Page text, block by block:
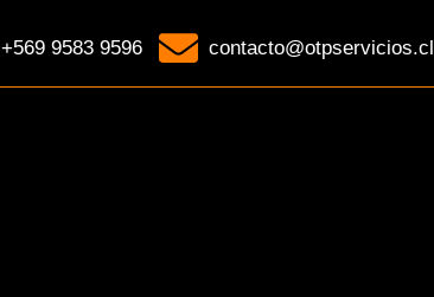
+569 9583 9596 contacto@otpservicios.cl